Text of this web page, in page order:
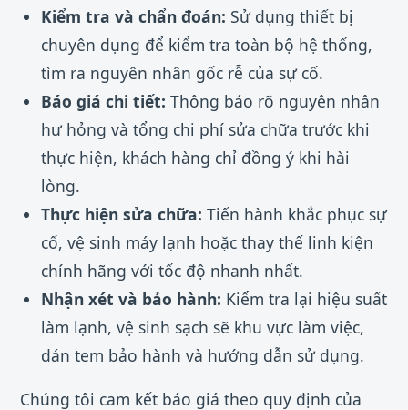
Kiểm tra và chẩn đoán: Sử dụng thiết bị
chuyên dụng để kiểm tra toàn bộ hệ thống,
tìm ra nguyên nhân gốc rễ của sự cố.
Báo giá chi tiết: Thông báo rõ nguyên nhân
hư hỏng và tổng chi phí sửa chữa trước khi
thực hiện, khách hàng chỉ đồng ý khi hài
lòng.
Thực hiện sửa chữa: Tiến hành khắc phục sự
cố, vệ sinh máy lạnh hoặc thay thế linh kiện
chính hãng với tốc độ nhanh nhất.
Nhận xét và bảo hành: Kiểm tra lại hiệu suất
làm lạnh, vệ sinh sạch sẽ khu vực làm việc,
dán tem bảo hành và hướng dẫn sử dụng.
Chúng tôi cam kết báo giá theo quy định của